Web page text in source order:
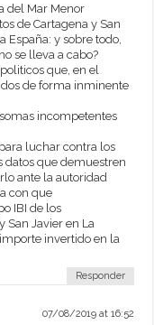
del Mar Menor
de Cartagena y San
España: y sobre todo,
se lleva a cabo?
que, en el
de forma inminente
incompetentes
luchar contra los
datos que demuestren
ante la autoridad
con que
IBI de los
San Javier en La
invertido en la
Responder
07/08/2019 at 16:52